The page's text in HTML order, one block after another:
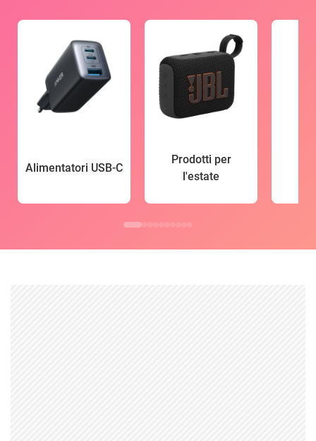
Alimentatori USB-C
Prodotti per
l'estate